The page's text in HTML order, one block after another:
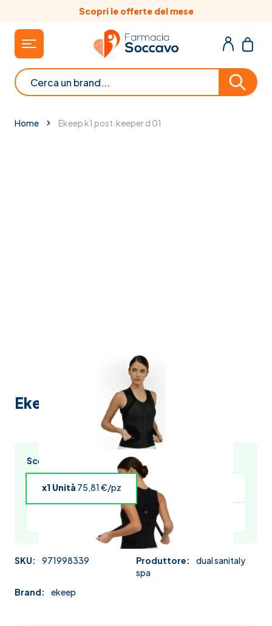
Salta al contenutoScopri le offerte del mese
Cerca
Home Ekeep k1 post.keeper d 01
Ekeep k1 post.keeper d 01
Scegli l’acquisto multiplo e risparmia
x1 Unità 75,81 €/pz x4 Unità
73,54 €/pz x6 Unità
SKU: 971998339 Produttore:
dual sanitaly
spa
Brand:
ekeep